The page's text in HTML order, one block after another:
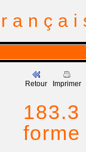
Retour Imprimer